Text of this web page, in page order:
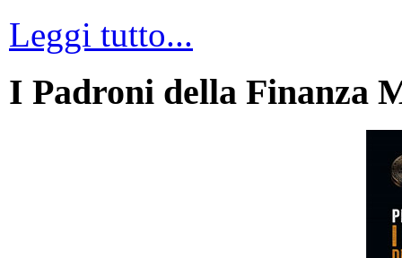
Leggi tutto...
I Padroni della Finanza